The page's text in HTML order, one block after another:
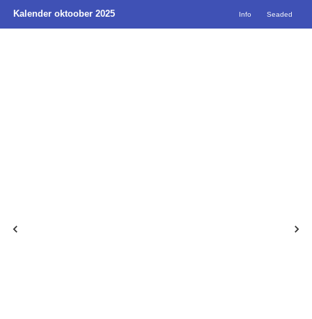
Kalender oktoober 2025 Info Seaded